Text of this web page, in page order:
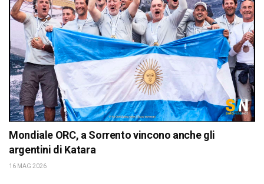
Mondiale ORC, a Sorrento vincono anche gli
argentini di Katara
16 MAG 2026